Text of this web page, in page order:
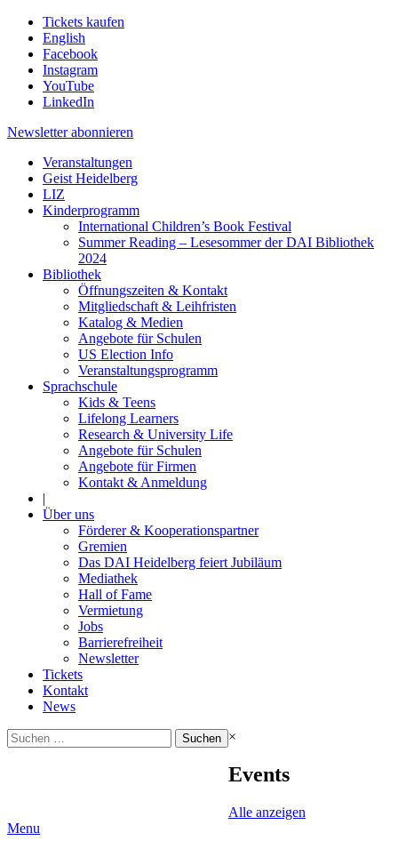
Tickets kaufen
English
Facebook
Instagram
YouTube
LinkedIn
Newsletter abonnieren
Veranstaltungen
Geist Heidelberg
LIZ
Kinderprogramm
International Children’s Book Festival
Summer Reading – Lesesommer der DAI Bibliothek
2024
Bibliothek
Öffnungszeiten & Kontakt
Mitgliedschaft & Leihfristen
Katalog & Medien
Angebote für Schulen
US Election Info
Veranstaltungsprogramm
Sprachschule
Kids & Teens
Lifelong Learners
Research & University Life
Angebote für Schulen
Angebote für Firmen
Kontakt & Anmeldung
|
Über uns
Förderer & Kooperationspartner
Gremien
Das DAI Heidelberg feiert Jubiläum
Mediathek
Hall of Fame
Vermietung
Jobs
Barrierefreiheit
Newsletter
Tickets
Kontakt
News
Suchen
nach:
×
Events
Alle anzeigen
Menu